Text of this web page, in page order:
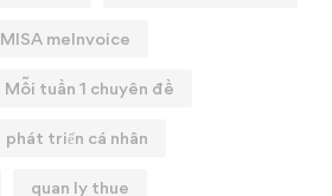
MISA meInvoice
Mỗi tuần 1 chuyên đề
phát triển cá nhân
quan ly thue